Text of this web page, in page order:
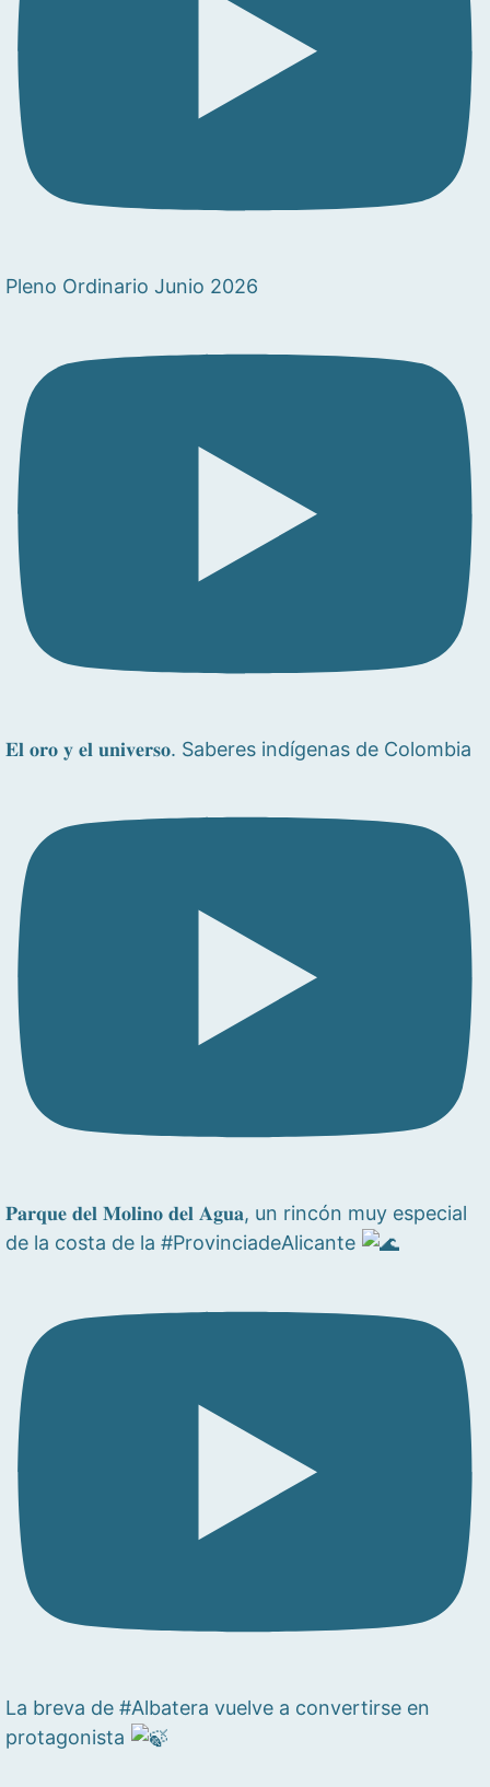
Pleno Ordinario Junio 2026
𝐄𝐥 𝐨𝐫𝐨 𝐲 𝐞𝐥 𝐮𝐧𝐢𝐯𝐞𝐫𝐬𝐨. Saberes indígenas de Colombia
𝐏𝐚𝐫𝐪𝐮𝐞 𝐝𝐞𝐥 𝐌𝐨𝐥𝐢𝐧𝐨 𝐝𝐞𝐥 𝐀𝐠𝐮𝐚, un rincón muy especial
de la costa de la #ProvinciadeAlicante
La breva de #Albatera vuelve a convertirse en
protagonista